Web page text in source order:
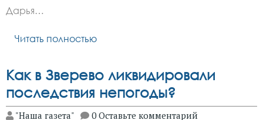
Дарья…
Читать полностью
Как в Зверево ликвидировали
последствия непогоды?
"Наша газета" 0 Оставьте комментарий